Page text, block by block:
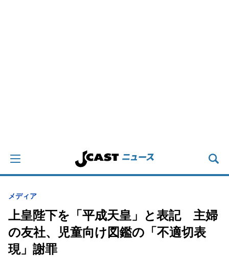
メディア
上皇陛下を「平成天皇」と表記 主婦
の友社、児童向け図鑑の「不適切表
現」謝罪